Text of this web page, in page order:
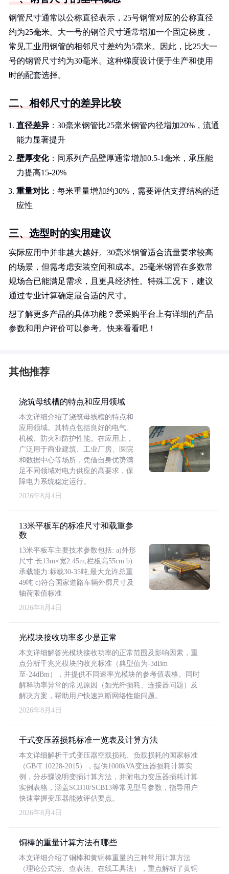
钢管尺寸通常以公称直径表示，25号钢管对应的公称直径
约为25毫米。大一号的钢管尺寸通常增加一个固定梯度，
常见工业用钢管的相邻尺寸差约为5毫米。因此，比25大一
号的钢管尺寸约为30毫米。这种梯度设计便于生产和使用
时的配套选择。
二、相邻尺寸的差异比较
直径差异 ：30毫米钢管比25毫米钢管内径增加20%，流通
能力显著提升
壁厚变化：同系列产品壁厚通常增加0.5-1毫米，承压能
力提高15-20%
重量对比 ：每米重量增加约30%，需要评估支撑结构的适
应性
三、选型时的实用建议
实际应用中并非越大越好。30毫米钢管适合流量要求较高
的场景，但需考虑安装空间和成本。25毫米钢管在多数常
规场合已能满足需求，且更具经济性。特殊工况下，建议
通过专业计算确定最合适的尺寸。
想了解更多产品的具体功能？爱采购平台上有详细的产品
参数和用户评价可以参考。快来看看吧！
其他推荐
浇筑母线槽的特点和应用领域
本文详细介绍了浇筑母线槽的特点和
应用领域。其特点包括良好的电气、
机械、防火和防护性能。在应用上，
广泛用于商业建筑、工业厂房、医院
和数据中心等场所，凭借自身优势满
足不同领域对电力供应的高要求，保
障电力系统稳定运行。
2026年8月4日
13米平板车的标准尺寸和载重参
数
13米平板车主要技术参数包括: a)外形
尺寸:长13m×宽2.45m,栏板高55cm b)
承载能力:标载30-35吨,最大允许总重
49吨 c)符合国家道路车辆外廓尺寸及
轴荷限值标准
2026年8月4日
光模块接收功率多少是正常
本文详细解答光模块接收功率的正常范围及影响因素，重
点分析千兆光模块的收光标准（典型值为-3dBm
至-24dBm），并提供不同速率光模块的参考值表格。同时
解释功率异常的常见原因（如光纤损耗、连接器问题）及
解决方案，帮助用户快速判断网络性能问题。
2026年8月4日
干式变压器损耗标准一览表及计算方法
本文详细解析干式变压器空载损耗、负载损耗的国家标准
（GB/T 10228-2015），提供1000kVA变压器损耗计算实
例，分步骤说明变损计算方法，并附电力变压器损耗计算
实例表格，涵盖SCB10/SCB13等常见型号参数，指导用户
快速掌握变压器能效评估要点。
2026年8月4日
铜棒的重量计算方法有哪些
本文详细介绍了铜棒和黄铜棒重量的三种常用计算方法
（理论公式法、查表法、在线工具法），重点解析了黄铜